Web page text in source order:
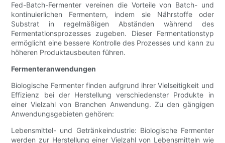
Fed-Batch-Fermenter vereinen die Vorteile von Batch- und
kontinuierlichen Fermentern, indem sie Nährstoffe oder
Substrat in regelmäßigen Abständen während des
Fermentationsprozesses zugeben. Dieser Fermentationstyp
ermöglicht eine bessere Kontrolle des Prozesses und kann zu
höheren Produktausbeuten führen.
Fermenteranwendungen
Biologische Fermenter finden aufgrund ihrer Vielseitigkeit und
Effizienz bei der Herstellung verschiedenster Produkte in
einer Vielzahl von Branchen Anwendung. Zu den gängigen
Anwendungsgebieten gehören:
Lebensmittel- und Getränkeindustrie: Biologische Fermenter
werden zur Herstellung einer Vielzahl von Lebensmitteln wie